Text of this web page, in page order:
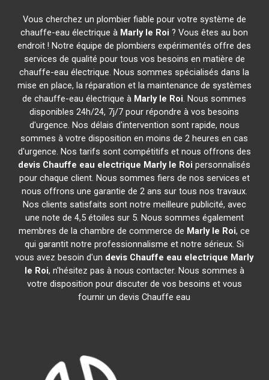
Vous cherchez un plombier fiable pour votre système de
chauffe-eau électrique à Marly le Roi ? Vous êtes au bon
endroit ! Notre équipe de plombiers expérimentés offre des
services de qualité pour tous vos besoins en matière de
chauffe-eau électrique. Nous sommes spécialisés dans la
mise en place, la réparation et la maintenance de systèmes
de chauffe-eau électrique à Marly le Roi. Nous sommes
disponibles 24h/24, 7j/7 pour répondre à vos besoins
d'urgence. Nos délais d'intervention sont rapide, nous
sommes à votre disposition en moins de 2 heures en cas
d'urgence. Nos tarifs sont compétitifs et nous offrons des
devis Chauffe eau electrique Marly le Roi personnalisés
pour chaque client. Nous sommes fiers de nos services et
nous offrons une garantie de 2 ans sur tous nos travaux.
Nos clients satisfaits sont notre meilleure publicité, avec
une note de 4,5 étoiles sur 5. Nous sommes également
membres de la chambre de commerce de Marly le Roi, ce
qui garantit notre professionnalisme et notre sérieux. Si
vous avez besoin d'un devis Chauffe eau electrique Marly
le Roi, n'hésitez pas à nous contacter. Nous sommes à
votre disposition pour discuter de vos besoins et vous
fournir un devis Chauffe eau